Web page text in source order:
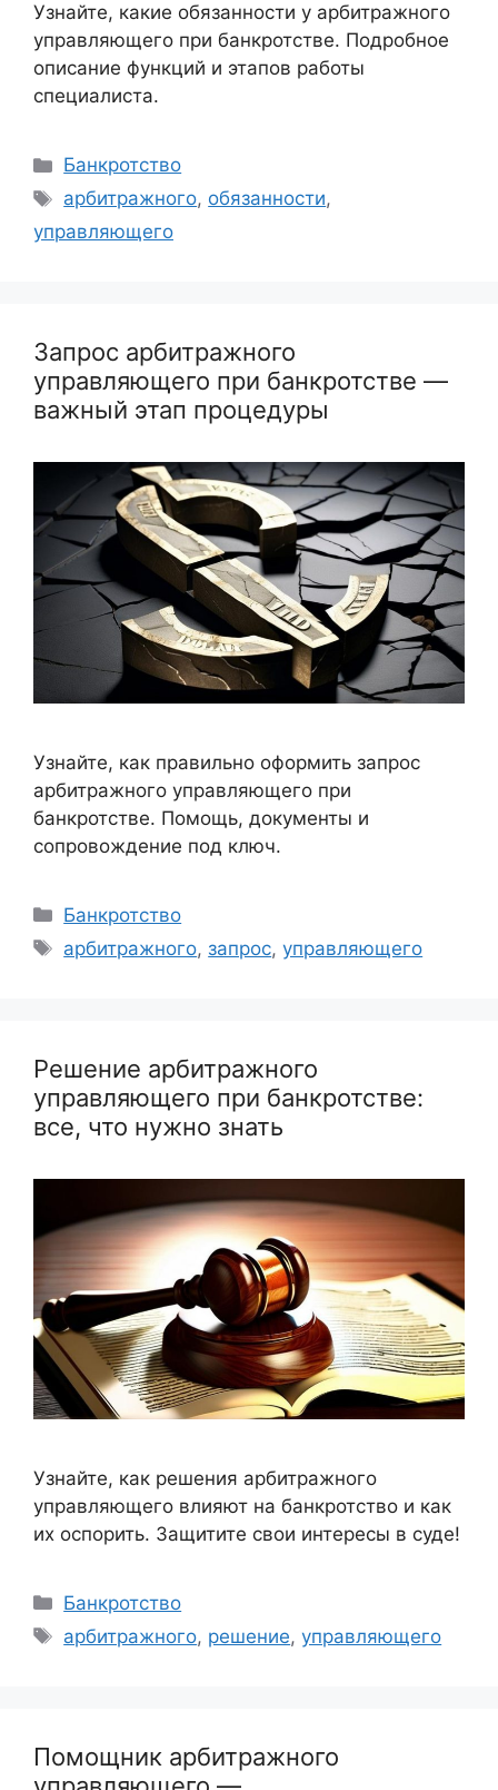
Узнайте, какие обязанности у арбитражного
управляющего при банкротстве. Подробное
описание функций и этапов работы
специалиста.
Рубрики
Банкротство
Метки
арбитражного, обязанности,
управляющего
Запрос арбитражного
управляющего при банкротстве —
важный этап процедуры
Узнайте, как правильно оформить запрос
арбитражного управляющего при
банкротстве. Помощь, документы и
сопровождение под ключ.
Рубрики
Банкротство
Метки
арбитражного, запрос,управляющего
Решение арбитражного
управляющего при банкротстве:
все, что нужно знать
Узнайте, как решения арбитражного
управляющего влияют на банкротство и как
их оспорить. Защитите свои интересы в суде!
Рубрики
Банкротство
Метки
арбитражного, решение,управляющего
Помощник арбитражного